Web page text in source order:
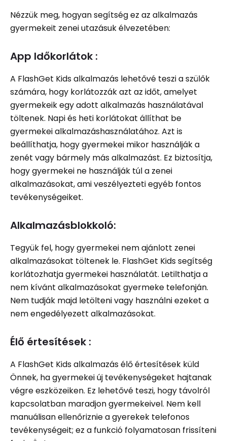
Nézzük meg, hogyan segítség ez az alkalmazás
gyermekeit zenei utazásuk élvezetében:
App Időkorlátok :
A FlashGet Kids alkalmazás lehetővé teszi a szülők
számára, hogy korlátozzák azt az időt, amelyet
gyermekeik egy adott alkalmazás használatával
töltenek. Napi és heti korlátokat állíthat be
gyermekei alkalmazáshasználatához. Azt is
beállíthatja, hogy gyermekei mikor használják a
zenét vagy bármely más alkalmazást. Ez biztosítja,
hogy gyermekei ne használják túl a zenei
alkalmazásokat, ami veszélyezteti egyéb fontos
tevékenységeiket.
Alkalmazásblokkoló:
Tegyük fel, hogy gyermekei nem ajánlott zenei
alkalmazásokat töltenek le. FlashGet Kids segítség
korlátozhatja gyermekei használatát. Letilthatja a
nem kívánt alkalmazásokat gyermeke telefonján.
Nem tudják majd letölteni vagy használni ezeket a
nem engedélyezett alkalmazásokat.
Élő értesítések :
A FlashGet Kids alkalmazás élő értesítések küld
Önnek, ha gyermekei új tevékenységeket hajtanak
végre eszközeiken. Ez lehetővé teszi, hogy távolról
kapcsolatban maradjon gyermekeivel. Nem kell
manuálisan ellenőriznie a gyerekek telefonos
tevékenységeit; ez a funkció folyamatosan frissíteni